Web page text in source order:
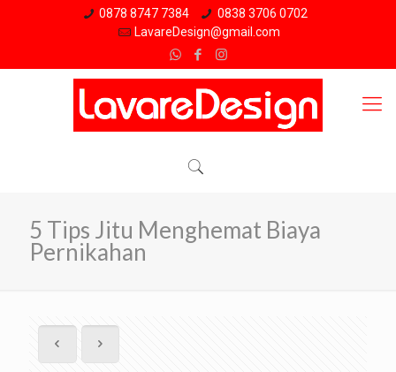
0878 8747 7384
0838 3706 0702
LavareDesign@gmail.com
5 Tips Jitu Menghemat Biaya
Pernikahan